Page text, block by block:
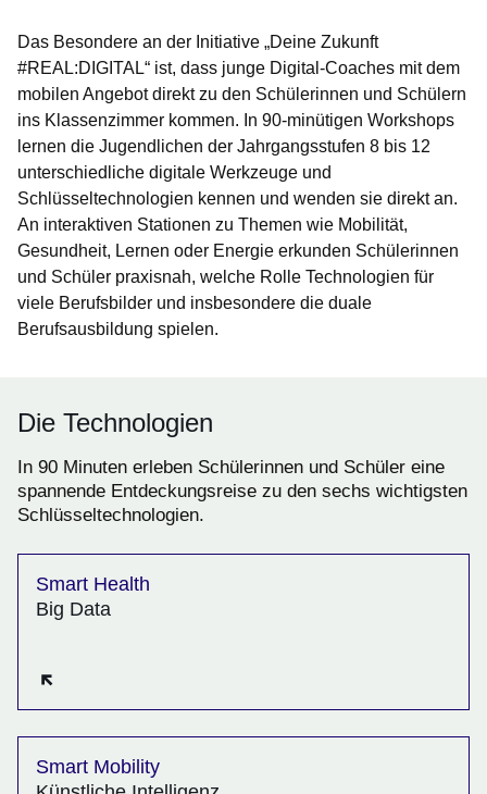
Das Besondere an der Initiative „Deine Zukunft
#REAL:DIGITAL“ ist, dass junge Digital-Coaches mit dem
mobilen Angebot direkt zu den Schülerinnen und Schülern
ins Klassenzimmer kommen. In 90-minütigen Workshops
lernen die Jugendlichen der Jahrgangsstufen 8 bis 12
unterschiedliche digitale Werkzeuge und
Schlüsseltechnologien kennen und wenden sie direkt an.
An interaktiven Stationen zu Themen wie Mobilität,
Gesundheit, Lernen oder Energie erkunden Schülerinnen
und Schüler praxisnah, welche Rolle Technologien für
viele Berufsbilder und insbesondere die duale
Berufsausbildung spielen.
Die Technologien
In 90 Minuten erleben Schülerinnen und Schüler eine
spannende Entdeckungsreise zu den sechs wichtigsten
Schlüsseltechnologien.
Smart Health
Big Data
Smart Mobility